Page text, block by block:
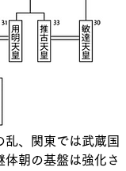
、関東では武蔵国
朝の基盤は強化さ